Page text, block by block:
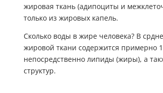
жировая ткань (адипоциты и
только из жировых капель.
Сколько воды в жире человека? В
жировой ткани содержится примерно
непосредственно липиды (жиры), а
структур.